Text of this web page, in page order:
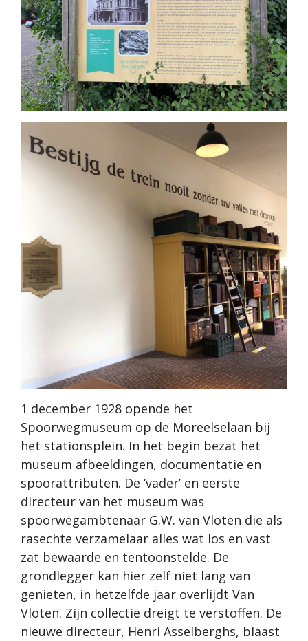
1 december 1928 opende het
Spoorwegmuseum op de Moreelselaan bij
het stationsplein. In het begin bezat het
museum afbeeldingen, documentatie en
spoorattributen. De ‘vader’ en eerste
directeur van het museum was
spoorwegambtenaar G.W. van Vloten die als
rasechte verzamelaar alles wat los en vast
zat bewaarde en tentoonstelde. De
grondlegger kan hier zelf niet lang van
genieten, in hetzelfde jaar overlijdt Van
Vloten. Zijn collectie dreigt te verstoffen. De
nieuwe directeur, Henri Asselberghs, blaast